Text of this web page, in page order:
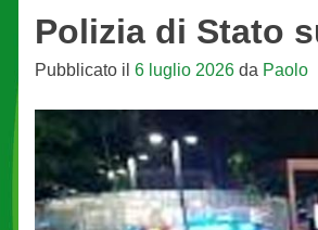
Polizia di Stato
Pubblicato il 6 luglio 2026 da Paolo